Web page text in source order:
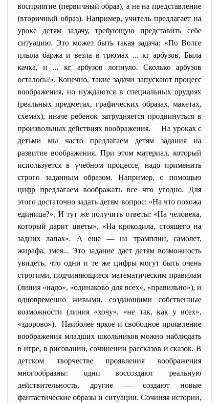
восприятие (первичный образ), а не на представление
(вторичный образ). Например, учитель предлагает на
уроке детям задачу, требующую представить себе
ситуацию. Это может быть такая задача: «По Волге
плыла баржа и везла в трюмах ... кг арбузов. Была
качка, и ... кг арбузов лопнуло. Сколько арбузов
осталось?». Конечно, такие задачи запускают процесс
воображения, но нуждаются в специальных орудиях
(реальных предметах, графических образах, макетах,
схемах), иначе ребенок затрудняется продвинуться в
произвольных действиях воображения. На уроках с
детьми мы часто предлагаем детям задания на
развитие воображения. При этом материал, который
используется в учебном процессе, надо применить
строго заданным образом. Например, с помощью
цифр предлагаем воображать все что угодно. Для
этого достаточно задать детям вопрос: «На что похожа
единица?». И тут же получить ответы: «На человека,
который дарит цветы», «На крокодила, стоящего на
задних лапах». А еще — на трамплин, самолет,
жирафа, змея... Это задание дает детям возможность
увидеть, что одни и те же цифры могут быть очень
строгими, подчиняющиеся математическим правилам
(линия «надо», «одинаково для всех», «правильно»), и
одновременно живыми, создающими собственные
возможности (линия «хочу», «не так, как у всех»,
«здорово»). Наиболее яркое и свободное проявление
воображения младших школьников можно наблюдать
в игре, в рисовании, сочинении рассказов и сказок. В
детском творчестве проявления воображения
многообразны: одни воссоздают реальную
действительность, другие — создают новые
фантастические образы и ситуации. Сочиняя истории,